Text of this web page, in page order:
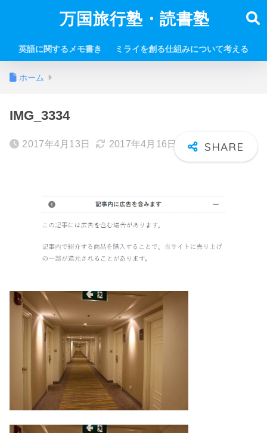
万国旅行塾・読書塾
英語に関するメモ書き ミライを創る仕組みについて考える
ホーム
IMG_3334
2017年4月13日 2017年4月16日